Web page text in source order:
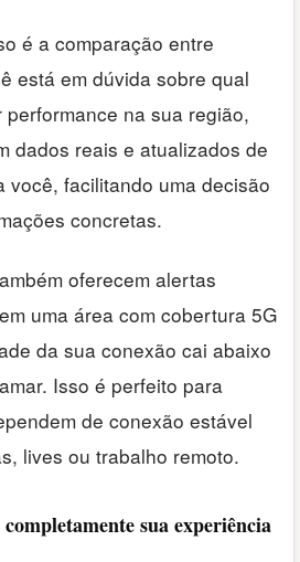
é a comparação entre
está em dúvida sobre qual
na sua região,
dados reais e atualizados de
você, facilitando uma decisão
concretas.
oferecem alertas
uma área com cobertura 5G
da sua conexão cai abaixo
Isso é perfeito para
de conexão estável
lives ou trabalho remoto.
sua experiência